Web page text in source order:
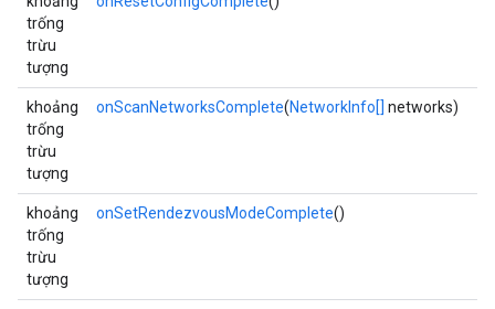
trống
trừu
tượng
khoảng
trống
trừu
tượng
onScanNetworksComplete(NetworkInfo[] networks)
khoảng
trống
trừu
tượng
onSetRendezvousModeComplete()